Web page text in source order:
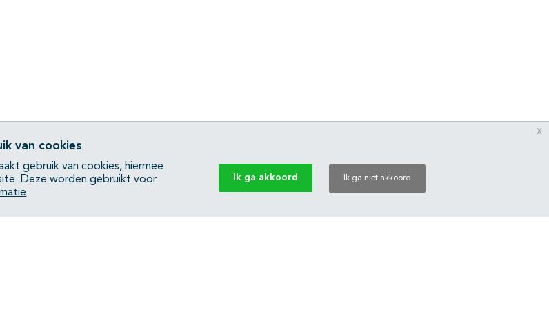
van cookies
gebruik van cookies, hiermee
Deze worden gebruikt voor
Ik ga akkoord Ik ga niet akkoord
x